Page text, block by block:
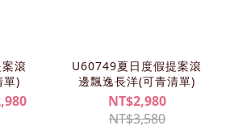
滾
單)
U60749夏日度假提案滾
邊飄逸長洋(可青清單)
NT$2,980
NT$3,580